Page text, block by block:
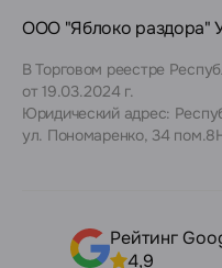
ООО "Яблоко раздора"
В Торговом реестре
от 19.03.2024 г.
Юридический адрес:
ул. Пономаренко, 34
Рейтинг
4,9